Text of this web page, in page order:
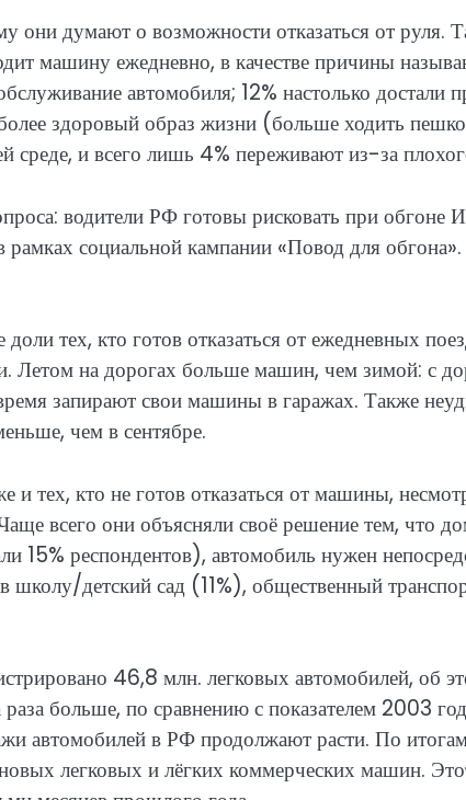
думают о возможности отказаться от руля.
машину ежедневно, в качестве причины
автомобиля; 12% настолько достали
здоровый образ жизни (больше ходить
среде, и всего лишь 4% переживают из-за
водители РФ готовы рисковать при обгоне
социальной кампании «Повод для обгона».
тех, кто готов отказаться от ежедневных
Летом на дорогах больше машин, чем зимой: с
запирают свои машины в гаражах. Также
чем в сентябре.
и тех, кто не готов отказаться от машины,
всего они объясняли своё решение тем, что
15% респондентов), автомобиль нужен
детский сад (11%), общественный
46,8 млн. легковых автомобилей, об
больше, по сравнению с показателем 2003
автомобилей в РФ продолжают расти. По
легковых и лёгких коммерческих машин.